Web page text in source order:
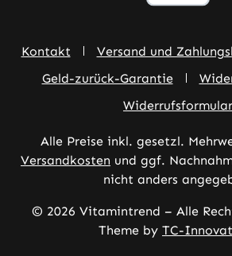
Kontakt
Versand und
Geld-zurück-Garantie
Widerrufsformular
Alle Preise inkl. gesetzl.
Versandkosten und ggf.
nicht anders
© 2026 Vitamintrend – Alle
Theme by TC-